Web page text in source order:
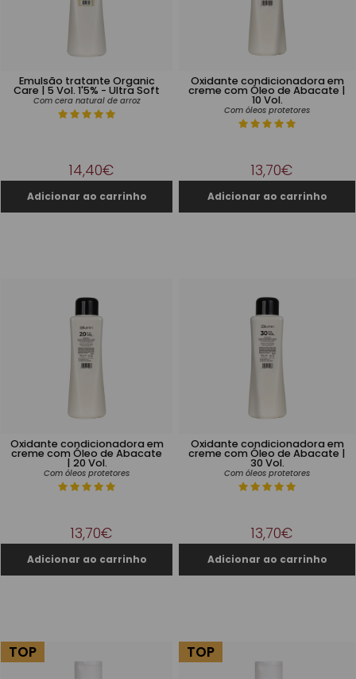
Emulsão tratante Organic
Care | 5 Vol. 1'5% - Ultra Soft
Com cera natural de arroz
14,40€
Oxidante condicionadora em
creme com Óleo de Abacate |
10 Vol.
Com óleos protetores
13,70€
Oxidante condicionadora em
creme com Óleo de Abacate
| 20 Vol.
Com óleos protetores
13,70€
Oxidante condicionadora em
creme com Óleo de Abacate |
30 Vol.
Com óleos protetores
13,70€
TOP TOP